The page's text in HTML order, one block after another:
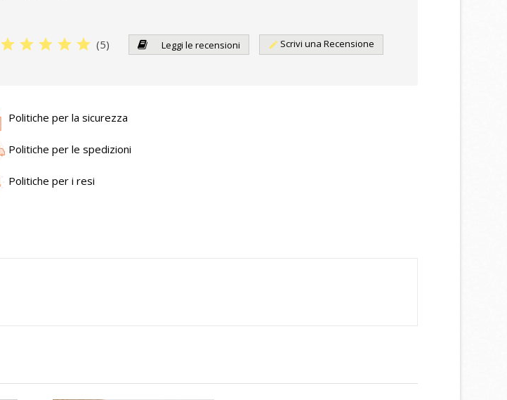
star star star star star (5) Leggi le recensioni edit Scrivi una Recensione
Politiche per la sicurezza
Politiche per le spedizioni
Politiche per i resi